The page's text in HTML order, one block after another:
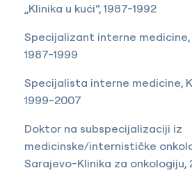
„Klinika u kući“, 1987-1992
Specijalizant interne medicine,
1987-1999
Specijalista interne medicine,
1999-2007
Doktor na subspecijalizaciji iz
medicinske/internističke
Sarajevo-Klinika za onkologiju,